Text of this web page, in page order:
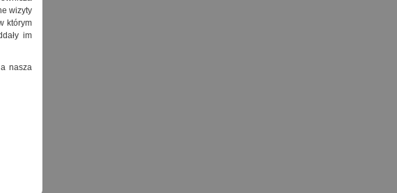
wizyty
którym
im
nasza